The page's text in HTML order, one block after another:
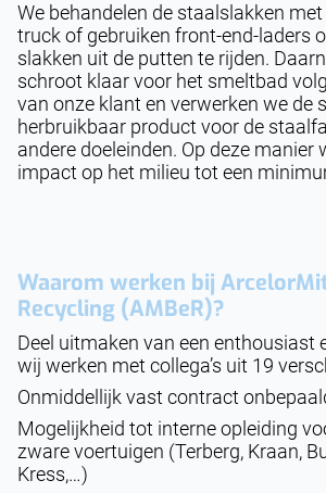
We behandelen de staalslakken
truck of gebruiken front-end-laders
slakken uit de putten te rijden.
schroot klaar voor het smeltbad
van onze klant en verwerken we de
herbruikbaar product voor de
andere doeleinden. Op deze manier
impact op het milieu tot een
Waarom werken bij
Recycling (AMBeR)?
Deel uitmaken van een enthousiast
wij werken met collega’s uit 19
Onmiddellijk vast contract
Mogelijkheid tot interne opleiding
zware voertuigen (Terberg, Kraan,
Kress,…)